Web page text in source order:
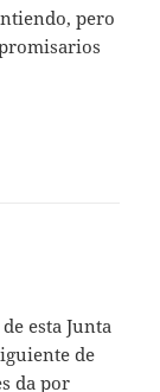
pero
esta Junta
de
da por